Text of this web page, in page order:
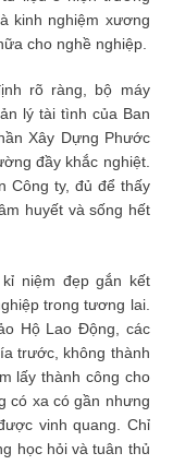
kinh nghiệm xương
cho nghề nghiệp.
rõ ràng, bộ máy
lý tài tình của Ban
Xây Dựng Phước
đầy khắc nghiệt.
Công ty, đủ để thấy
huyết và sống hết
niệm đẹp gắn kết
trong tương lai.
Hộ Lao Động, các
trước, không thành
lấy thành công cho
có xa có gần nhưng
vinh quang. Chỉ
học hỏi và tuân thủ